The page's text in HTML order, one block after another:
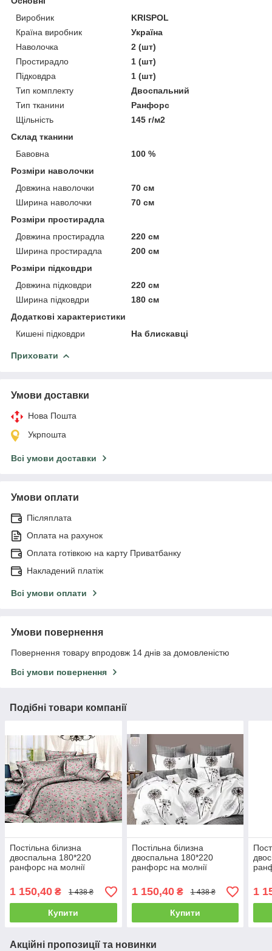
Виробник
KRISPOL
Країна виробник
Україна
Наволочка
2 (шт)
Простирадло
1 (шт)
Підковдра
1 (шт)
Тип комплекту
Двоспальний
Тип тканини
Ранфорс
Щільність
145 г/м2
Склад тканини
Бавовна
100 %
Розміри наволочки
Довжина наволочки
70 см
Ширина наволочки
70 см
Розміри простирадла
Довжина простирадла
220 см
Ширина простирадла
200 см
Розміри підковдри
Довжина підковдри
220 см
Ширина підковдри
180 см
Додаткові характеристики
Кишені підковдри
На блискавці
Приховати
Умови доставки
Нова Пошта
Укрпошта
Всі умови доставки
Умови оплати
Післяплата
Оплата на рахунок
Оплата готівкою на карту Приватбанку
Накладений платіж
Всі умови оплати
Умови повернення
Повернення товару впродовж 14 днів за домовленістю
Всі умови повернення
Подібні товари компанії
Постільна білизна
двоспальна 180*220
ранфорс на молнії
1 150,40 ₴ 1 438 ₴
Купити
Постільна білизна
двоспальна 180*220
ранфорс на молнії
1 150,40₴ 1 438 ₴
Купити
1
Акційні пропозиції та новинки